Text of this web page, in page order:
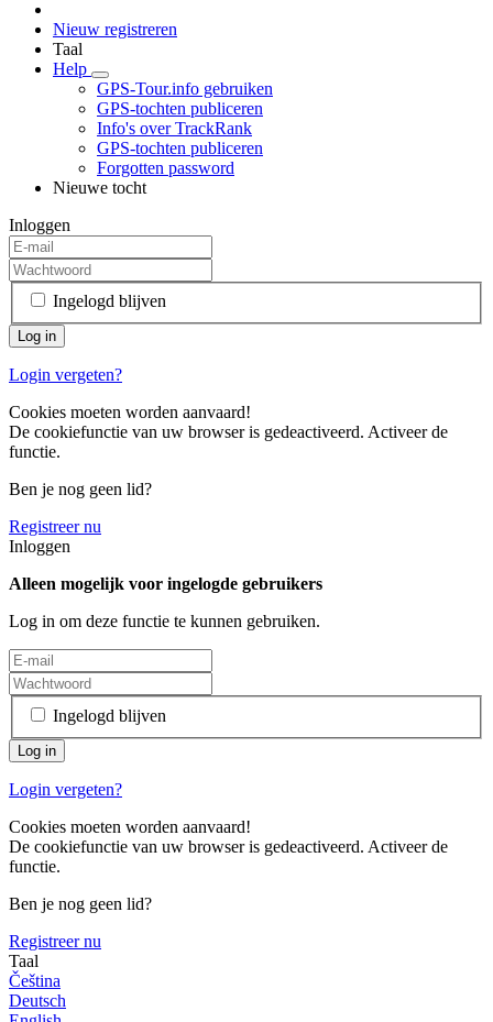
Nieuw registreren
Taal
Help
GPS-Tour.info gebruiken
GPS-tochten publiceren
Info's over TrackRank
GPS-tochten publiceren
Forgotten password
Nieuwe tocht
Inloggen
Ingelogd blijven
Login vergeten?
Cookies moeten worden aanvaard!
De cookiefunctie van uw browser is gedeactiveerd. Activeer de
functie.
Ben je nog geen lid?
Registreer nu
Inloggen
Alleen mogelijk voor ingelogde gebruikers
Log in om deze functie te kunnen gebruiken.
Ingelogd blijven
Login vergeten?
Cookies moeten worden aanvaard!
De cookiefunctie van uw browser is gedeactiveerd. Activeer de
functie.
Ben je nog geen lid?
Registreer nu
Taal
Čeština
Deutsch